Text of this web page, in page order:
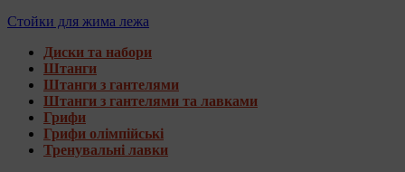
Стойки для жима лежа
Диски та набори
Штанги
Штанги з гантелями
Штанги з гантелями та лавками
Грифи
Грифи олімпійські
Тренувальні лавки